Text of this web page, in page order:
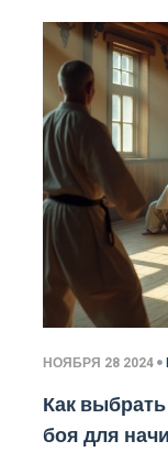
НОЯБРЯ 28 2024
Как
боя для